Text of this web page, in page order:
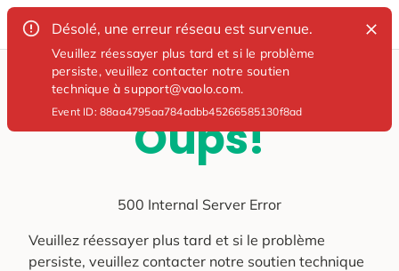
Désolé, une erreur réseau est survenue.
Veuillez réessayer plus tard et si le problème
persiste, veuillez contacter notre soutien
technique à support@vaolo.com.
Event ID:88aa4795aa784adbb45266585130f8ad
Oups!
500 Internal Server Error
Veuillez réessayer plus tard et si le problème
persiste, veuillez contacter notre soutien technique